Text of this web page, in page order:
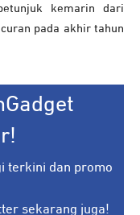
kemarin dari
pada akhir tahun
terkini dan promo
sekarang juga!